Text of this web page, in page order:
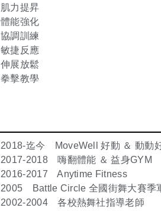
肌力提昇
體能強化
協調訓練
敏捷反應
伸展放鬆
拳擊教學
2018-迄今 MoveWell 好動 ＆ 動
2017-2018 嗨翻體能 ＆ 益身GYM
2016-2017 Anytime Fitness
2005 Battle Circle 全國街舞大賽季
2002-2004 各校熱舞社指導老師